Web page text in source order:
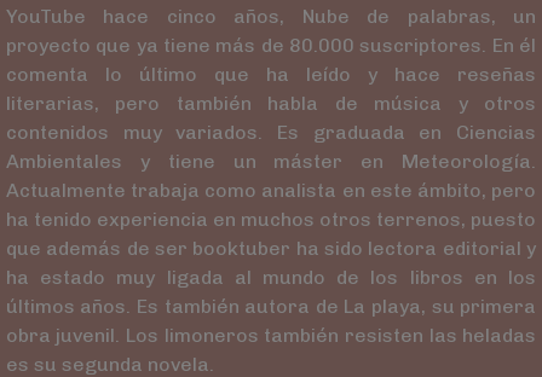
YouTube hace cinco años, Nube de palabras, un
proyecto que ya tiene más de 80.000 suscriptores. En él
comenta lo último que ha leído y hace reseñas
literarias, pero también habla de música y otros
contenidos muy variados. Es graduada en Ciencias
Ambientales y tiene un máster en Meteorología.
Actualmente trabaja como analista en este ámbito, pero
ha tenido experiencia en muchos otros terrenos, puesto
que además de ser booktuber ha sido lectora editorial y
ha estado muy ligada al mundo de los libros en los
últimos años. Es también autora de La playa, su primera
obra juvenil. Los limoneros también resisten las heladas
es su segunda novela.